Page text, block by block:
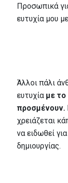
Προσωπικά
ευτυχία μου
Άλλοι πάλι
ευτυχία με το
προσμένουν.
χρειάζεται
να ειδωθεί
δημιουργίας.